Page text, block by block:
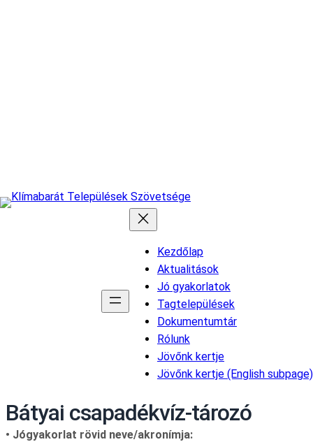
Kezdőlap
Aktualitások
Jó gyakorlatok
Tagtelepülések
Dokumentumtár
Rólunk
Jövőnk kertje
Jövőnk kertje (English subpage)
Bátyai csapadékvíz-tározó
Jógyakorlat rövid neve/akronímja